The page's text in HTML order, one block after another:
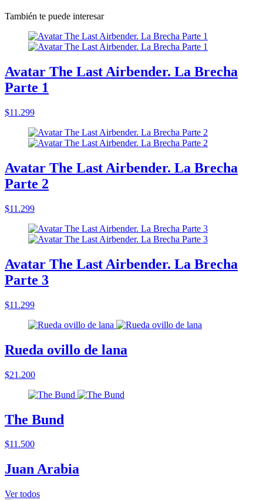
También te puede interesar
Avatar The Last Airbender. La Brecha
Parte 1
$11.299
Avatar The Last Airbender. La Brecha
Parte 2
$11.299
Avatar The Last Airbender. La Brecha
Parte 3
$11.299
Rueda ovillo de lana
$21.200
The Bund
$11.500
Juan Arabia
Ver todos